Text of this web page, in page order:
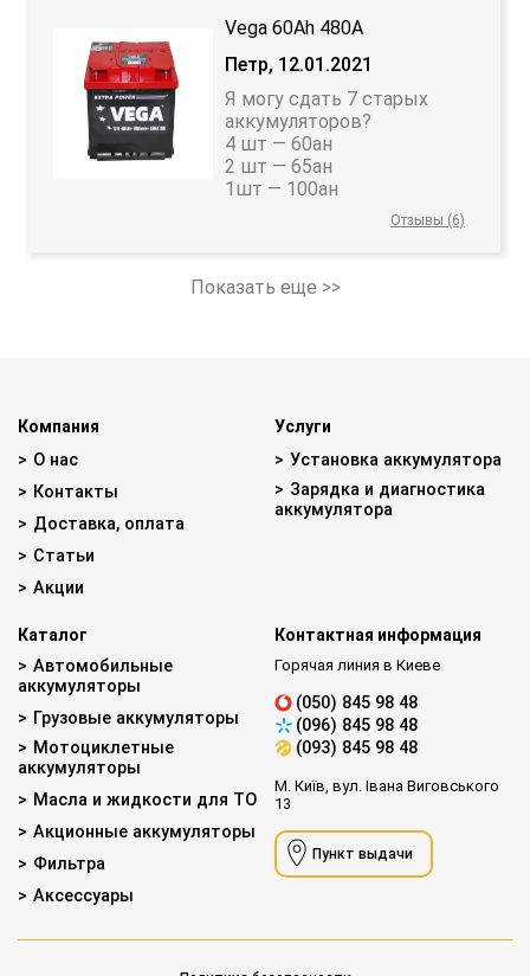
Vega 60Ah 480A
Петр, 12.01.2021
Я могу сдать 7 старых
аккумуляторов?
4 шт — 60ан
2 шт — 65ан
1шт — 100ан
Отзывы (6)
Показать еще >>
Компания
О нас
Контакты
Доставка, оплата
Статьи
Акции
Услуги
Установка аккумулятора
Зарядка и диагностика
аккумулятора
Каталог
Автомобильные
аккумуляторы
Грузовые аккумуляторы
Мотоциклетные
аккумуляторы
Масла и жидкости для ТО
Акционные аккумуляторы
Фильтра
Аксессуары
Контактная информация
Горячая линия в Киеве
(050) 845 98 48
(096) 845 98 48
(093) 845 98 48
М. Київ, вул. Івана Виговського
13
Пункт выдачи